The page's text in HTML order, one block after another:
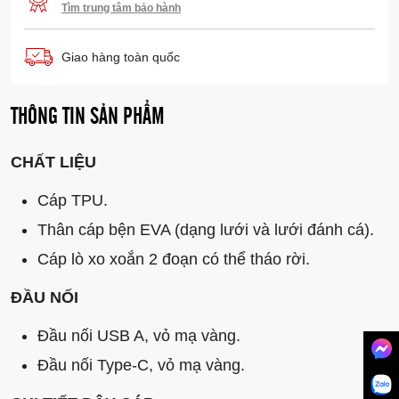
Tìm trung tâm bảo hành
Giao hàng toàn quốc
THÔNG TIN SẢN PHẨM
CHẤT LIỆU
Cáp TPU.
Thân cáp bện EVA (dạng lưới và lưới đánh cá).
Cáp lò xo xoắn 2 đoạn có thể tháo rời.
ĐẦU NỐI
Đầu nối USB A, vỏ mạ vàng.
Đầu nối Type-C, vỏ mạ vàng.